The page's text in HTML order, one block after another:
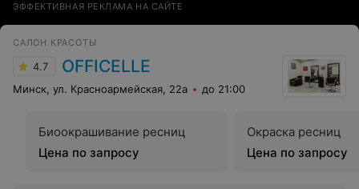
ЭФФЕКТИВНАЯ РЕКЛАМА НА САЙТЕ
САЛОН КРАСОТЫ
4.7 OFFICELLE
Минск, ул. Красноармейская, 22а до 21:00
Биоокрашивание ресниц
Цена по запросу
Окраска ресниц
Цена по запросу